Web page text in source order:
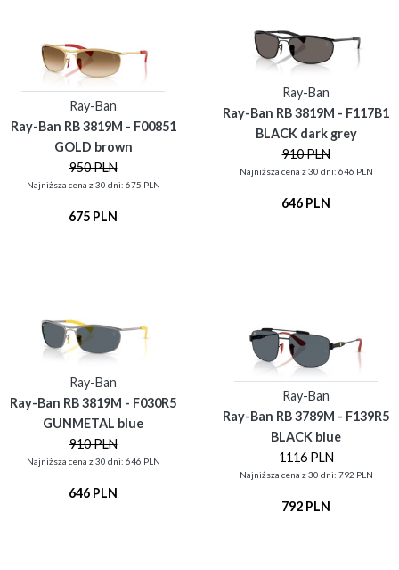
Ray-Ban
Ray-Ban RB 3819M - F00851
GOLD brown
950 PLN
Najniższa cena z 30 dni: 675 PLN
675 PLN
Ray-Ban
Ray-Ban RB 3819M - F117B1
BLACK dark grey
910 PLN
Najniższa cena z 30 dni: 646 PLN
646 PLN
Ray-Ban
Ray-Ban RB 3819M - F030R5
GUNMETAL blue
910 PLN
Najniższa cena z 30 dni: 646 PLN
646 PLN
Ray-Ban
Ray-Ban RB 3789M - F139R5
BLACK blue
1116 PLN
Najniższa cena z 30 dni: 792 PLN
792 PLN